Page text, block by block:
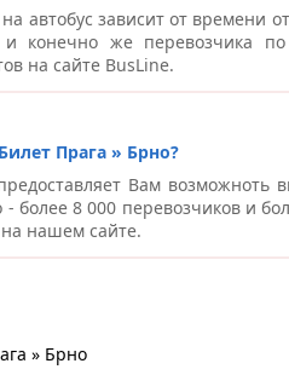
автобус зависит от времени
и конечно же перевозчика
на сайте BusLine.
Прага » Брно?
Вам возможноть
- более 8 000 перевозчиков и
нашем сайте.
» Брно